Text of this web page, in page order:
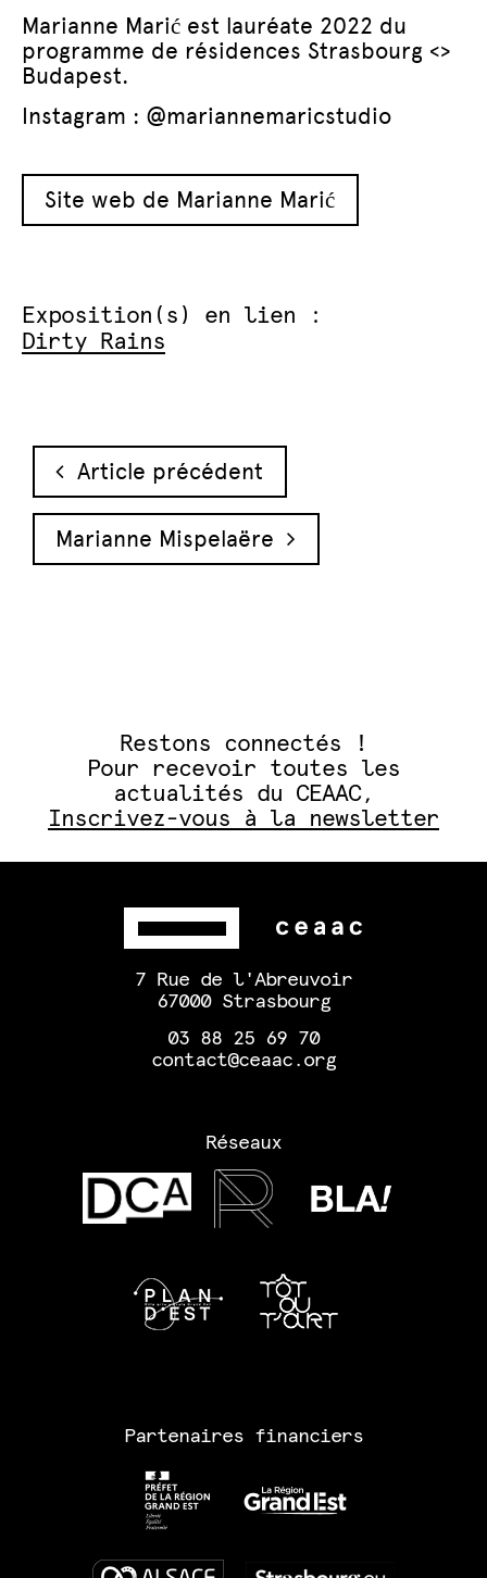
Marianne Marić est lauréate 2022 du
programme de résidences Strasbourg <>
Budapest.
Instagram : @mariannemaricstudio
Site web de Marianne Marić
Exposition(s) en lien :
Dirty Rains
Navigation des articles
Article précédent
Marianne Mispelaëre
Restons connectés !
Pour recevoir toutes les
actualités du CEAAC,
Inscrivez-vous à la newsletter
7 Rue de l'Abreuvoir
67000 Strasbourg
03 88 25 69 70
contact@ceaac.org
Réseaux
Partenaires financiers